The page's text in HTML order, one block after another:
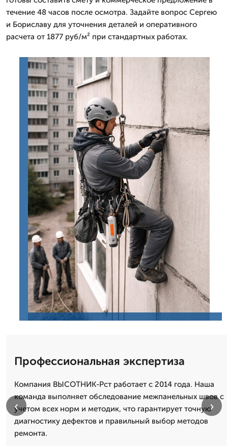
течение 48 часов после осмотра. Задайте вопрос Сергею
и Бориславу для уточнения деталей и оперативного
расчета от 1877 руб/м² при стандартных работах.
Профессиональная экспертиза
Компания ВЫСОТНИК-Рст работает с 2014 года. Наша
команда выполняет обследование межпанельных швов с
учетом всех норм и методик, что гарантирует точную
диагностику дефектов и правильный выбор методов
ремонта.
‹ ›